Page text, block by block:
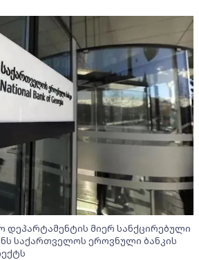
დეპარტამენტის მიერ სანქცირებული
საქართველოს ეროვნული ბანკის